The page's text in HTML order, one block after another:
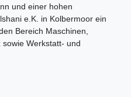
und einer hohen
e.K. in Kolbermoor ein
Bereich Maschinen,
Werkstatt- und